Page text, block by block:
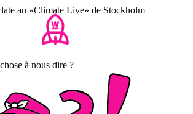
au «Climate Live» de Stockholm
à nous dire ?